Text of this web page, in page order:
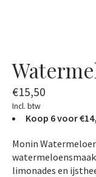
€15,50
Incl. btw
Koop 6 voor
Monin
limonades en